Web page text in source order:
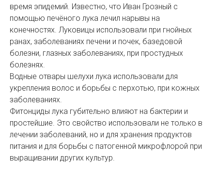
время эпидемий. Известно, что Иван Грозный с
помощью печёного лука лечил нарывы на
конечностях. Луковицы использовали при гнойных
ранах, заболеваниях печени и почек, базедовой
болезни, глазных заболеваниях, при простудных
болезнях.
Водные отвары шелухи лука использовали для
укрепления волос и борьбы с перхотью, при кожных
заболеваниях.
Фитонциды лука губительно влияют на бактерии и
простейшие. Это свойство использовали не только в
лечении заболеваний, но и для хранения продуктов
питания и для борьбы с патогенной микрофлорой при
выращивании других культур.